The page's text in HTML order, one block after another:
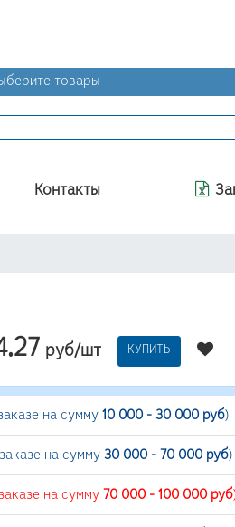
товары
Контакты
руб/шт КУПИТЬ
на сумму 10 000 - 30 000 руб)
на сумму 30 000 - 70 000 руб)
на сумму 70 000 - 100 000 руб